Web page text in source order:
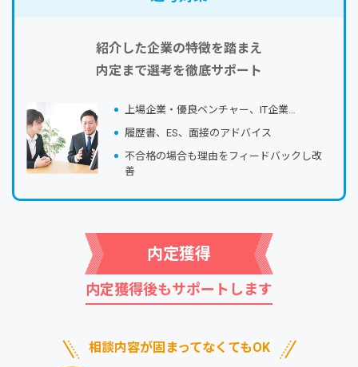
紹介した企業の特徴を踏まえ
内定まで選考を徹底サポート
上場企業・優良ベンチャー、IT企業…
履歴書、ES、⾯接のアドバイス
不合格の場合も理由をフィードバックし改
善
内定獲得
内定獲得後もサポートします
相談内容が固まってなくてもOK